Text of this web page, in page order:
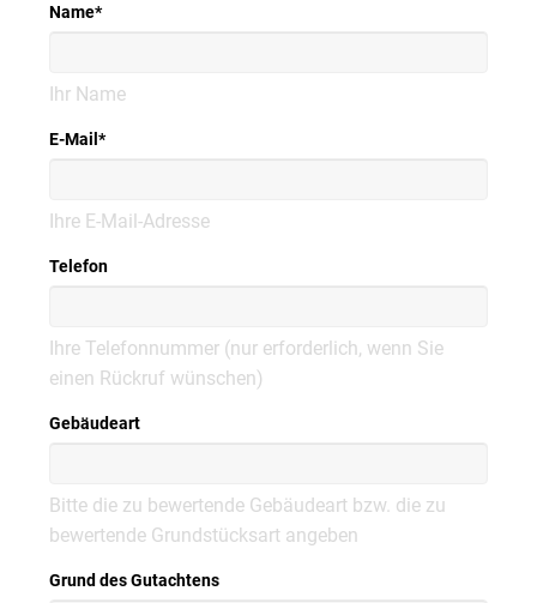
Name*
Ihr Name
E-Mail *
Ihre E-Mail-Adresse
Telefon
Ihre Telefonnummer (nur erforderlich, wenn Sie
einen Rückruf wünschen)
Gebäudeart
Bitte die zu bewertende Gebäudeart bzw. die zu
bewertende Grundstücksart angeben
Grund des Gutachtens